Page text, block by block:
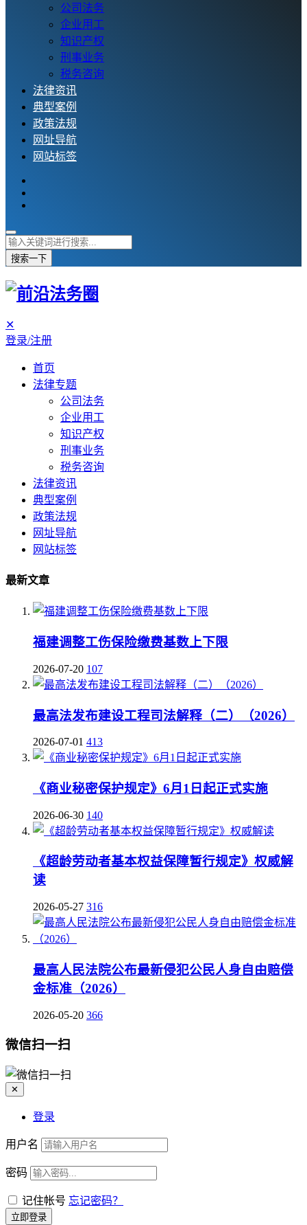
公司法务
企业用工
知识产权
刑事业务
税务咨询
法律资讯
典型案例
政策法规
网址导航
网站标签
搜索一下
✕
登录/注册
首页
法律专题
公司法务
企业用工
知识产权
刑事业务
税务咨询
法律资讯
典型案例
政策法规
网址导航
网站标签
最新文章
福建调整工伤保险缴费基数上下限
2026-07-20 107
最高法发布建设工程司法解释（二）（2026）
2026-07-01 413
《商业秘密保护规定》6月1日起正式实施
2026-06-30 140
《超龄劳动者基本权益保障暂行规定》权威解
读
2026-05-27 316
最高人民法院公布最新侵犯公民人身自由赔偿
金标准（2026）
2026-05-20 366
微信扫一扫
✕
登录
用户名
密码
记住帐号 忘记密码？